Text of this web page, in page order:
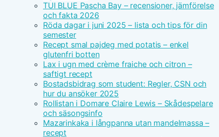
TUI BLUE Pascha Bay – recensioner, jämförelse
och fakta 2026
Röda dagar i juni 2025 – lista och tips för din
semester
Recept smal pajdeg med potatis – enkel
glutenfri botten
Lax i ugn med crème fraiche och citron –
saftigt recept
Bostadsbidrag som student: Regler, CSN och
hur du ansöker 2025
Rollistan i Domare Claire Lewis – Skådespelare
och säsongsinfo
Mazarinkaka i långpanna utan mandelmassa –
recept